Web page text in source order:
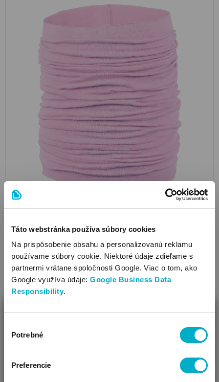
Táto webstránka používa súbory cookies
Na prispôsobenie obsahu a personalizovanú reklamu
používame súbory cookie. Niektoré údaje zdieľame s
partnermi vrátane spoločnosti Google. Viac o tom, ako
Google využíva údaje: Google Business Data
Responsibility.
súhlasu
Potrebné
Preferencie
BRENDON
Ďalšie farby: 5